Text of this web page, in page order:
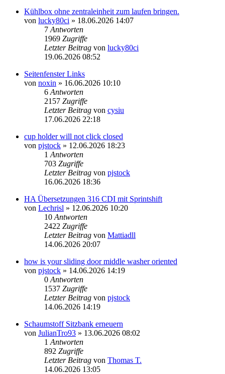
Kühlbox ohne zentraleinheit zum laufen bringen.
von lucky80ci » 18.06.2026 14:07
7 Antworten
1969 Zugriffe
Letzter Beitrag von lucky80ci
19.06.2026 08:52
Seitenfenster Links
von noxin » 16.06.2026 10:10
6 Antworten
2157 Zugriffe
Letzter Beitrag von cysiu
17.06.2026 22:18
cup holder will not click closed
von pjstock » 12.06.2026 18:23
1 Antworten
703 Zugriffe
Letzter Beitrag von pjstock
16.06.2026 18:36
HA Übersetzungen 316 CDI mit Sprintshift
von Lechrisl » 12.06.2026 10:20
10 Antworten
2422 Zugriffe
Letzter Beitrag von Mattiadll
14.06.2026 20:07
how is your sliding door middle washer oriented
von pjstock » 14.06.2026 14:19
0 Antworten
1537 Zugriffe
Letzter Beitrag von pjstock
14.06.2026 14:19
Schaumstoff Sitzbank erneuern
von JulianTro93 » 13.06.2026 08:02
1 Antworten
892 Zugriffe
Letzter Beitrag von Thomas T.
14.06.2026 13:05